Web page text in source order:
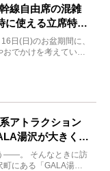
線自由席の混雑
に使える立席特急
日(日)のお盆期間に、
でかけを考えている
アトラクション
湯沢が大きく生
――。 そんなときに訪
町にある「GALA湯